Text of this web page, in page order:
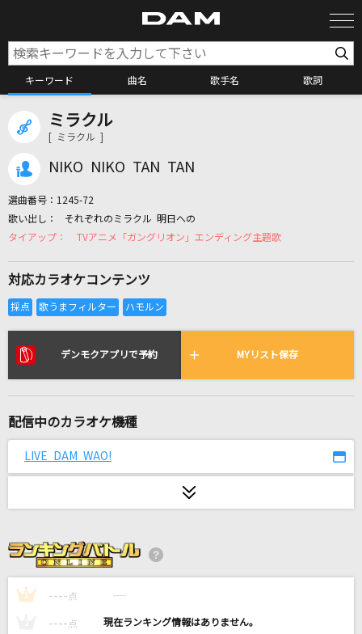
キーワード 曲名 歌手名 歌詞
カラオケリクエスト
リアルタイムで歌われている曲の一覧
踊楽園
くちべにグラス
北沢麻衣
天に星.地に花.
[良音]ちっぽけな勇気
ミラクル
[ ミラクル ]
NIKO NIKO TAN TAN
選曲番号： 1245-72
それぞれのミラクル 明日への
TVアニメ「ガングリオン」エンディング主題歌
対応カラオケコンテンツ
デンモクアプリで予約 MYリスト保存
配信中のカラオケ機種
LIVE DAM WAO!
1 ---- 点 ----
---- 点 ----